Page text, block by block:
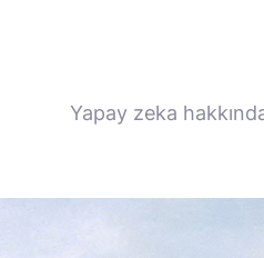
Yapay zeka